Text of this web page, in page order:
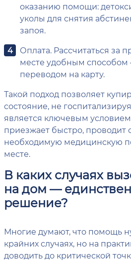
оказанию помощи:
уколы для снятия
запоя.
Оплата. Рассчитаться за
месте удобным
переводом на карту.
Такой подход позволяет
состояние, не
является ключевым
приезжает быстро, проводит
необходимую медицинскую
месте.
В каких случаях
на дом —
решение?
Многие думают, что помощь
крайних случаях, но на
доводить до критической